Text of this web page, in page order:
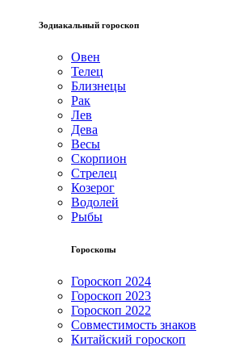
Зодиакальный гороскоп
Овен
Телец
Близнецы
Рак
Лев
Дева
Весы
Скорпион
Стрелец
Козерог
Водолей
Рыбы
Гороскопы
Гороскоп 2024
Гороскоп 2023
Гороскоп 2022
Совместимость знаков
Китайский гороскоп